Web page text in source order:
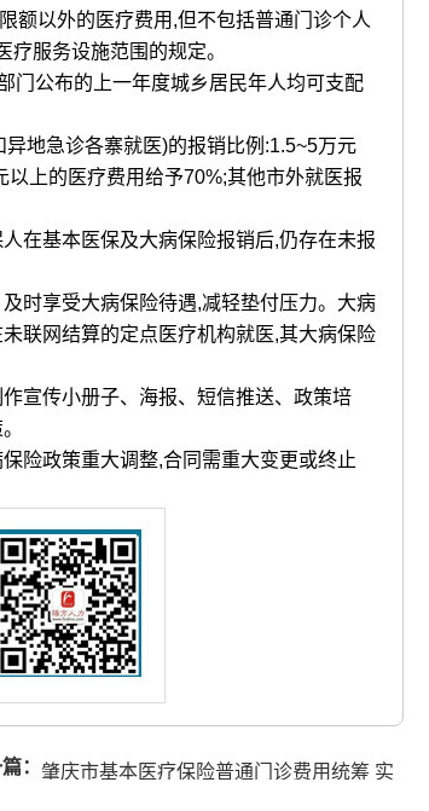
额以外的医疗费用,但不包括普通门诊个人
服务设施范围的规定。
公布的上一年度城乡居民年人均可支配
地急诊各寨就医)的报销比例:1.5~5万元
上的医疗费用给予70%;其他市外就医报
在基本医保及大病保险报销后,仍存在未报
时享受大病保险待遇,减轻垫付压力。大病
联网结算的定点医疗机构就医,其大病保险
宣传小册子、海报、短信推送、政策培
险政策重大调整,合同需重大变更或终止
： 肇庆市基本医疗保险普通门诊费用统筹 实